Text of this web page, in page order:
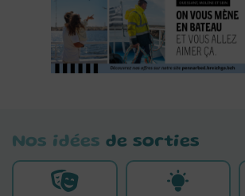
Nos idées de sorties